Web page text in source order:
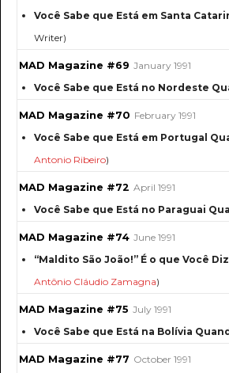
Você Sabe que Está em Santa
Writer)
MAD Magazine #69 January 1991
Você Sabe que Está no Nordeste
MAD Magazine #70 February 1991
Você Sabe que Está em Portugal
Antonio Ribeiro)
MAD Magazine #72 April 1991
Você Sabe que Está no Paraguai
MAD Magazine #74 June 1991
“Maldito São João!” É o que Você
Antônio Cláudio Zamagna)
MAD Magazine #75 July 1991
Você Sabe que Está na Bolívia
MAD Magazine #77 October 1991